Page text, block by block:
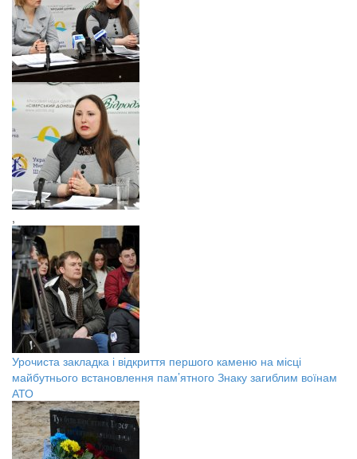
,
Урочиста закладка і відкриття першого каменю на місці
майбутнього встановлення пам’ятного Знаку загиблим воїнам
АТО